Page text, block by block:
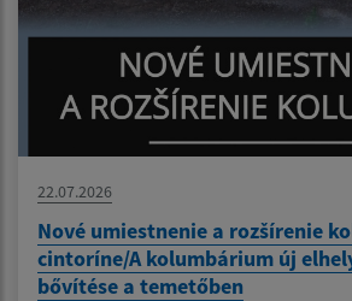
22.07.2026
Nové umiestnenie a rozšírenie
cintoríne/A kolumbárium új
bővítése a temetőben